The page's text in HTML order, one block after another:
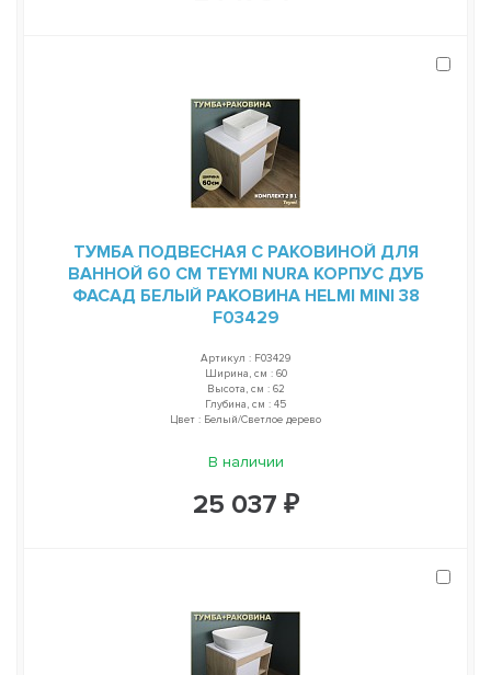
ТУМБА ПОДВЕСНАЯ С РАКОВИНОЙ ДЛЯ
ВАННОЙ 60 СМ TEYMI NURA КОРПУС ДУБ
ФАСАД БЕЛЫЙ РАКОВИНА HELMI MINI 38
F03429
Артикул : F03429
Ширина, см : 60
Высота, см : 62
Глубина, см : 45
Цвет : Белый/Светлое дерево
В наличии
25 037 ₽